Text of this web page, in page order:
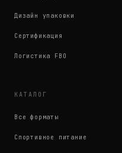
Дизайн упаковки
Сертификация
Логистика FBO
КАТАЛОГ
Все форматы
Спортивное питание